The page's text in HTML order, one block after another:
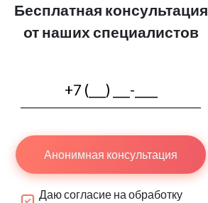
Бесплатная консультация
от наших специалистов
Анонимная консультация
Даю согласие на обработку